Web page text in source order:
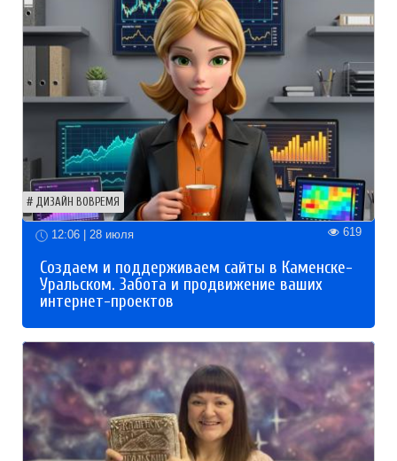
ДИЗАЙН ВОВРЕМЯ
12:06 | 28 июля 619
Создаем и поддерживаем сайты в Каменске-
Уральском. Забота и продвижение ваших
интернет-проектов